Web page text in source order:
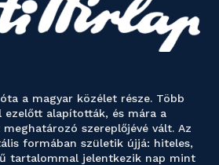
a magyar közélet része. Több
ezelőtt alapították, és mára a
szereplőjévé vált. Az
formában születik újjá: hiteles,
tartalommal jelentkezik nap mint